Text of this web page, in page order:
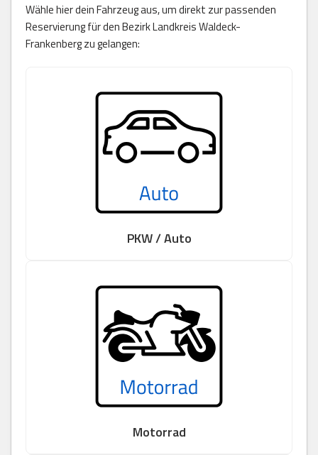
Wähle hier dein Fahrzeug aus, um direkt zur passenden
Reservierung für den Bezirk Landkreis Waldeck-
Frankenberg zu gelangen:
PKW / Auto
Motorrad